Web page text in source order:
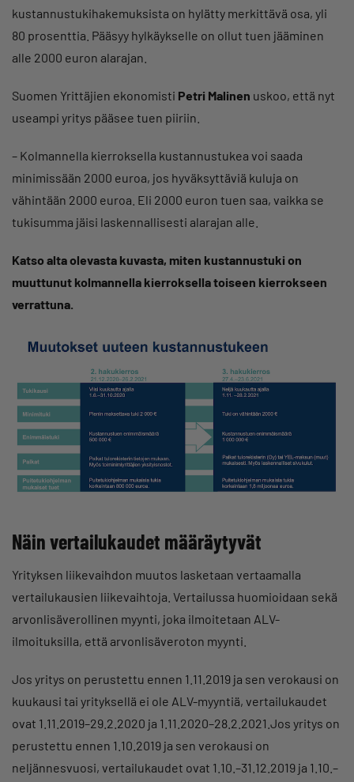
kustannustukihakemuksista on hylätty merkittävä osa, yli
80 prosenttia. Pääsyy hylkäykselle on ollut tuen jääminen
alle 2000 euron alarajan.
Suomen Yrittäjien ekonomisti Petri Malinen uskoo, että nyt
useampi yritys pääsee tuen piiriin.
– Kolmannella kierroksella kustannustukea voi saada
minimissään 2000 euroa, jos hyväksyttäviä kuluja on
vähintään 2000 euroa. Eli 2000 euron tuen saa, vaikka se
tukisumma jäisi laskennallisesti alarajan alle.
Katso alta olevasta kuvasta, miten kustannustuki on
muuttunut kolmannella kierroksella toiseen kierrokseen
verrattuna.
Näin vertailukaudet määräytyvät
Yrityksen liikevaihdon muutos lasketaan vertaamalla
vertailukausien liikevaihtoja. Vertailussa huomioidaan sekä
arvonlisäverollinen myynti, joka ilmoitetaan ALV-
ilmoituksilla, että arvonlisäveroton myynti.
Jos yritys on perustettu ennen 1.11.2019 ja sen verokausi on
kuukausi tai yrityksellä ei ole ALV-myyntiä, vertailukaudet
ovat 1.11.2019–29.2.2020 ja 1.11.2020–28.2.2021.Jos yritys on
perustettu ennen 1.10.2019 ja sen verokausi on
neljännesvuosi, vertailukaudet ovat 1.10.–31.12.2019 ja 1.10.–